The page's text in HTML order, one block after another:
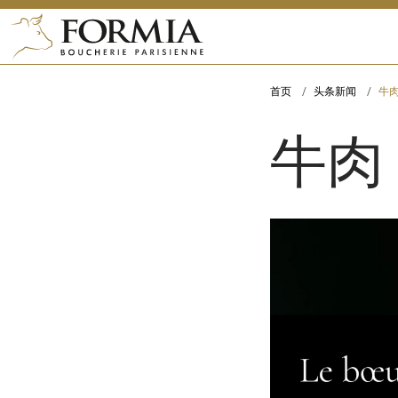
首页 头条新闻 牛
牛肉